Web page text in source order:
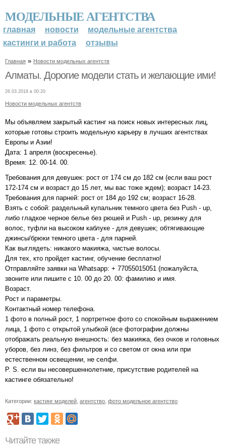
МОДЕЛЬНЫЕ АГЕНТСТВА
главная новости
модельные агентства
кастинги и работа
отзывы
Главная » Новости модельных агентств
Алматы. Дорогие модели стать и желающие ими!
26.03.2018 в 00:20
Новости модельных агентств
Мы объявляем закрытый кастинг на поиск новых интересных лиц,
которые готовы строить модельную карьеру в лучших агентствах
Европы и Азии!
Дата: 1 апреля (воскресенье).
Время: 12. 00-14. 00.
Требования для девушек: рост от 174 см до 182 см (если ваш рост
172-174 см и возраст до 15 лет, мы вас тоже ждем); возраст 14-23.
Требования для парней: рост от 184 до 192 см; возраст 16-28.
Взять с собой: раздельный купальник темного цвета без Push - up,
либо гладкое черное белье без рюшей и Push - up, резинку для
волос, туфли на высоком каблуке - для девушек; обтягивающие
джинсы/брюки темного цвета - для парней.
Как выглядеть: никакого макияжа, чистые волосы.
Для тех, кто пройдет кастинг, обучение бесплатно!
Отправляйте заявки на Whatsapp: + 77055015051 (пожалуйста,
звоните или пишите с 10. 00 до 20. 00: фамилию и имя.
Возраст.
Рост и параметры.
Контактный номер телефона.
1 фото в полный рост, 1 портретное фото со спокойным выражением
лица, 1 фото с открытой улыбкой (все фотографии должны
отображать реальную внешность: без макияжа, без очков и головных
уборов, без линз, без фильтров и со светом от окна или при
естественном освещении, не селфи.
P. S. если вы несовершеннолетние, присутствие родителей на
кастинге обязательно!
Категории: кастинг моделей агентство фото модельное агентство
Читайте также